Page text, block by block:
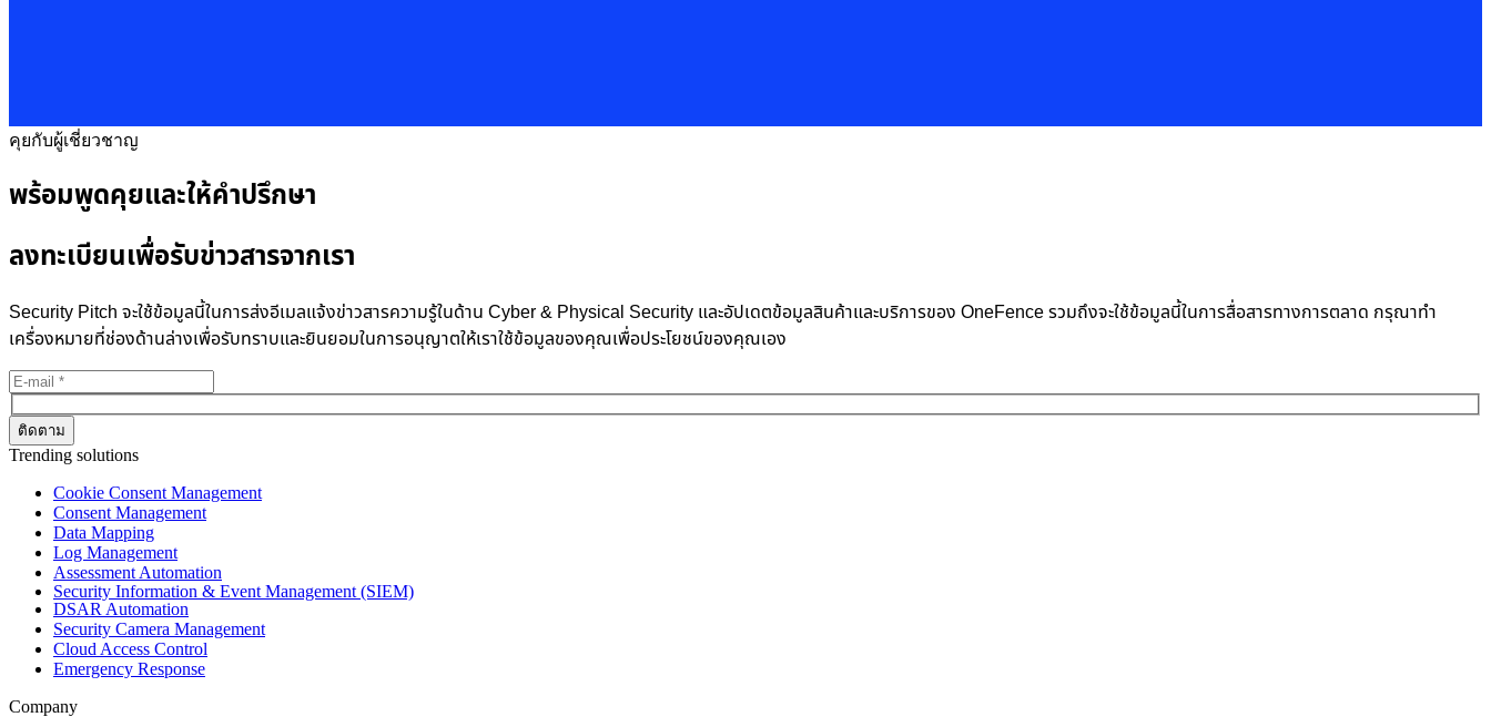
คุยกับผู้เชี่ยวชาญ
พร้อมพูดคุยและให้คำปรึกษา
ลงทะเบียนเพื่อรับข่าวสารจากเรา
Security Pitch จะใช้ข้อมูลนี้ในการส่งอีเมลแจ้งข่าวสารความรู้ในด้าน Cyber & Physical Security และอัปเดตข้อมูลสินค้าและบริการของ OneFence รวมถึงจะใช้ข้อมูลนี้ในการสื่อสารทางการตลาด กรุณาทำ
เครื่องหมายที่ช่องด้านล่างเพื่อรับทราบและยินยอมในการอนุญาตให้เราใช้ข้อมูลของคุณเพื่อประโยชน์ของคุณเอง
Trending solutions
Cookie Consent Management
Consent Management
Data Mapping
Log Management
Assessment Automation
Security Information & Event Management (SIEM)
DSAR Automation
Security Camera Management
Cloud Access Control
Emergency Response
Company